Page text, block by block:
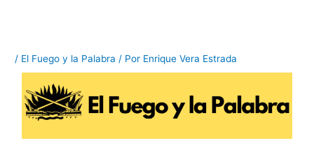
/ El Fuego y la Palabra / Por Enrique Vera Estrada